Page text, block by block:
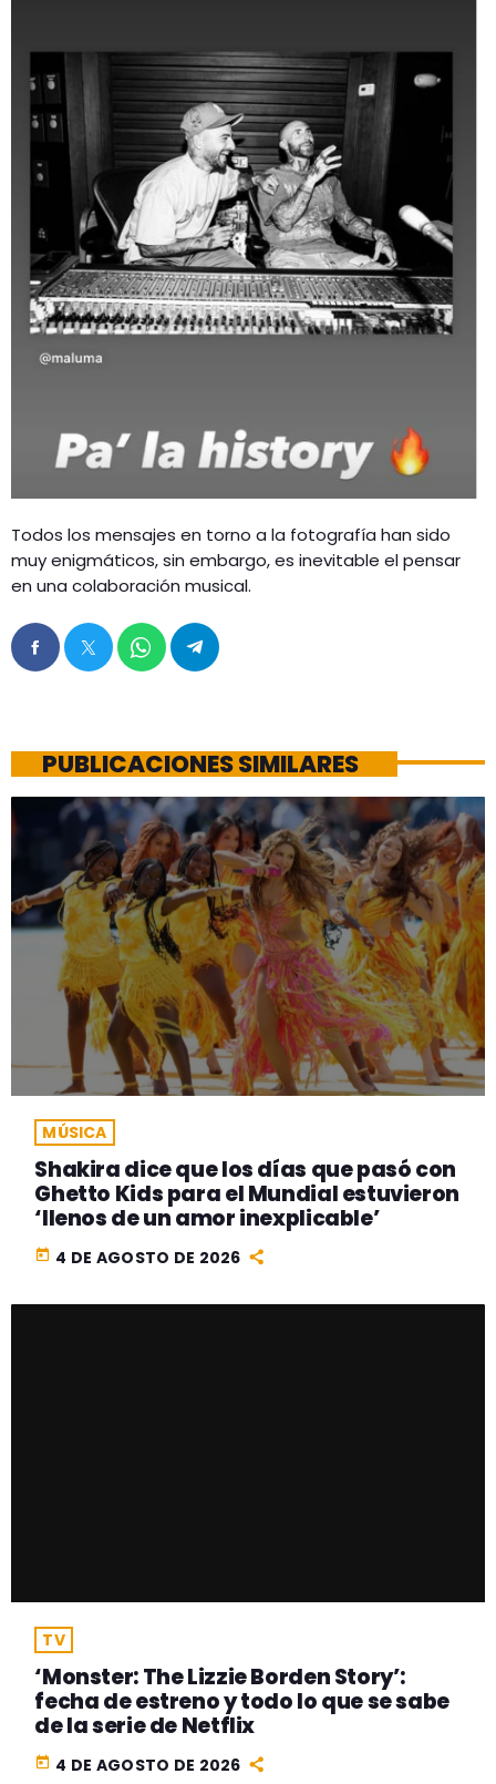
Todos los mensajes en torno a la fotografía han sido
muy enigmáticos, sin embargo, es inevitable el pensar
en una colaboración musical.
PUBLICACIONES SIMILARES
MÚSICA
Shakira dice que los días que pasó con
Ghetto Kids para el Mundial estuvieron
‘llenos de un amor inexplicable’
today 4 DE AGOSTO DE 2026
TV
‘Monster: The Lizzie Borden Story’:
fecha de estreno y todo lo que se sabe
de la serie de Netflix
today 4 DE AGOSTO DE 2026